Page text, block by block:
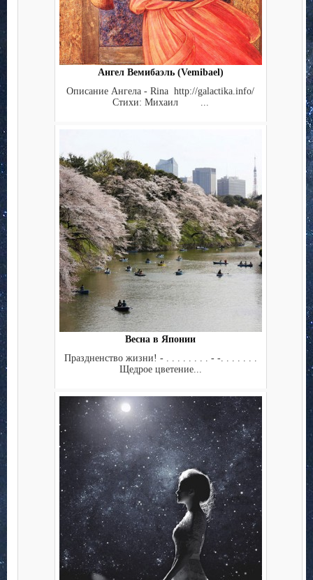
Ангел Вемибаэль (Vemibael)
Описание Ангела - Rina http://galactika.info/
Стихи: Михаил ...
Весна в Японии
Праздненство жизни! - . . . . . . . . - -. . . . . . .
Щедрое цветение...